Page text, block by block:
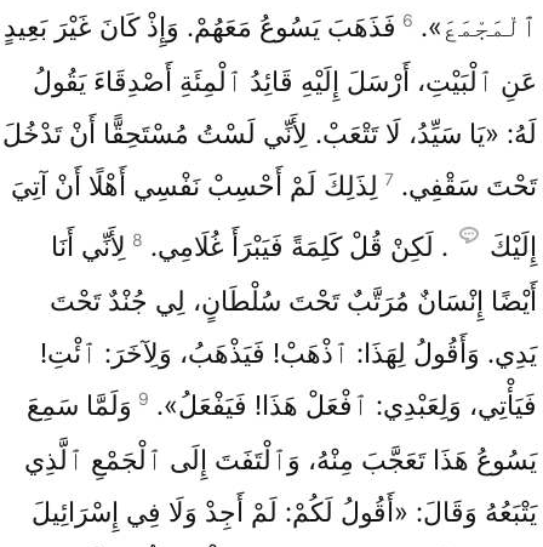
ٱلْمَجْمَعَ». 6 فَذَهَبَ يَسُوعُ مَعَهُمْ. وَإِذْ كَانَ غَيْرَ بَعِيدٍ
عَنِ ٱلْبَيْتِ، أَرْسَلَ إِلَيْهِ قَائِدُ ٱلْمِئَةِ أَصْدِقَاءَ يَقُولُ
لَهُ: «يَا سَيِّدُ، لَا تَتْعَبْ. لِأَنِّي لَسْتُ مُسْتَحِقًّا أَنْ تَدْخُلَ
تَحْتَ سَقْفِي. 7 لِذَلِكَ لَمْ أَحْسِبْ نَفْسِي أَهْلًا أَنْ آتِيَ
إِلَيْكَ
. لَكِنْ قُلْ كَلِمَةً فَيَبْرَأَ غُلَامِي. 8 لِأَنِّي أَنَا
أَيْضًا إِنْسَانٌ مُرَتَّبٌ تَحْتَ سُلْطَانٍ، لِي جُنْدٌ تَحْتَ
يَدِي. وَأَقُولُ لِهَذَا: ٱذْهَبْ! فَيَذْهَبُ، وَلِآخَرَ: ٱئْتِ!
فَيَأْتِي، وَلِعَبْدِي: ٱفْعَلْ هَذَا! فَيَفْعَلُ». 9 وَلَمَّا سَمِعَ
يَسُوعُ هَذَا تَعَجَّبَ مِنْهُ، وَٱلْتَفَتَ إِلَى ٱلْجَمْعِ ٱلَّذِي
يَتْبَعُهُ وَقَالَ: «أَقُولُ لَكُمْ: لَمْ أَجِدْ وَلَا فِي إِسْرَائِيلَ